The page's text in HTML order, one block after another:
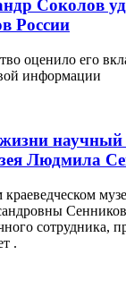
Соколов
России
оценило его
информации
научный
Людмила
сотрудника,
.